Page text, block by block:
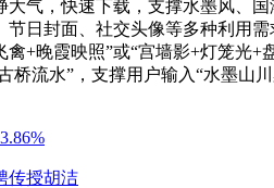
大气，快速下载，支撑水墨风、
节日封面、社交头像等多种利用
禽+晚霞映照”或“宫墙影+灯笼光
桥流水”，支撑用户输入“水墨山
传授胡洁